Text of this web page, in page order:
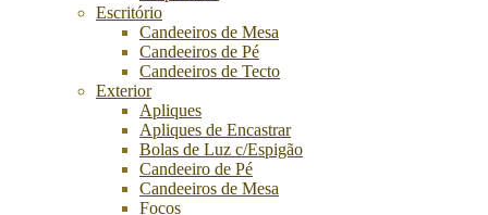
Escritório
Candeeiros de Mesa
Candeeiros de Pé
Candeeiros de Tecto
Exterior
Apliques
Apliques de Encastrar
Bolas de Luz c/Espigão
Candeeiro de Pé
Candeeiros de Mesa
Focos